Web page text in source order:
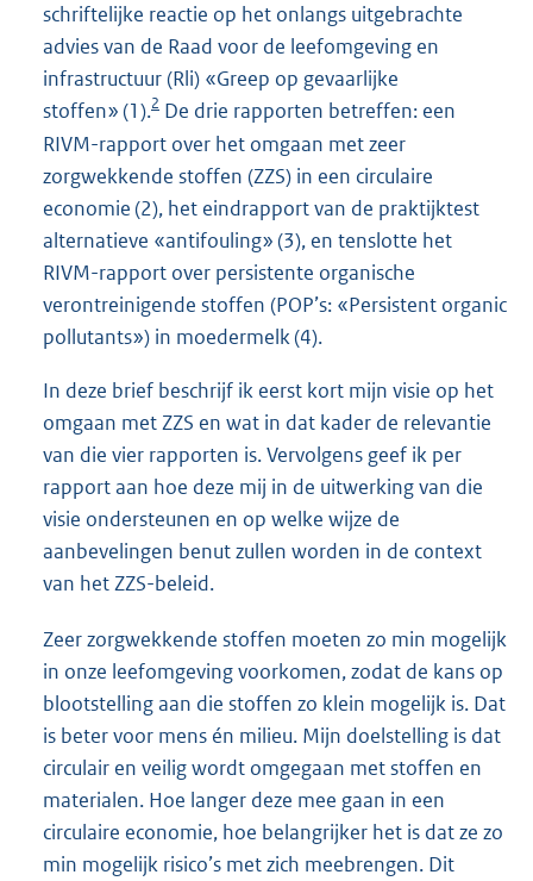
schriftelijke reactie op het onlangs uitgebrachte
advies van de Raad voor de leefomgeving en
infrastructuur (Rli) «Greep op gevaarlijke
stoffen» (1).2 De drie rapporten betreffen: een
RIVM-rapport over het omgaan met zeer
zorgwekkende stoffen (ZZS) in een circulaire
economie (2), het eindrapport van de praktijktest
alternatieve «antifouling» (3), en tenslotte het
RIVM-rapport over persistente organische
verontreinigende stoffen (POP’s: «Persistent organic
pollutants») in moedermelk (4).
In deze brief beschrijf ik eerst kort mijn visie op het
omgaan met ZZS en wat in dat kader de relevantie
van die vier rapporten is. Vervolgens geef ik per
rapport aan hoe deze mij in de uitwerking van die
visie ondersteunen en op welke wijze de
aanbevelingen benut zullen worden in de context
van het ZZS-beleid.
Zeer zorgwekkende stoffen moeten zo min mogelijk
in onze leefomgeving voorkomen, zodat de kans op
blootstelling aan die stoffen zo klein mogelijk is. Dat
is beter voor mens én milieu. Mijn doelstelling is dat
circulair en veilig wordt omgegaan met stoffen en
materialen. Hoe langer deze mee gaan in een
circulaire economie, hoe belangrijker het is dat ze zo
min mogelijk risico’s met zich meebrengen. Dit